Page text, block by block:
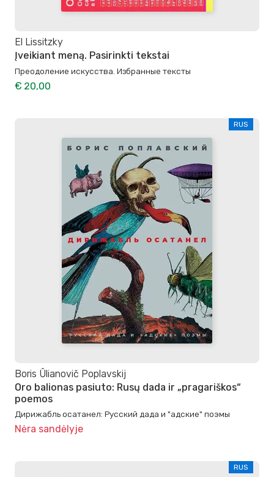
El Lissitzky
Įveikiant meną. Pasirinkti tekstai
Преодоление искусства. Избранные тексты
€ 20,00
RUS
Boris Ûlianovič Poplavskij
Oro balionas pasiuto: Rusų dada ir „pragariškos“
poemos
Дирижабль осатанел: Русский дада и "адские" поэмы
Nėra sandėlyje
RUS